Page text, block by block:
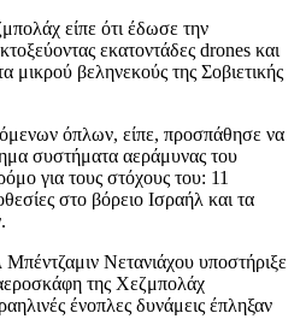
είπε ότι έδωσε την
εκατοντάδες drones και
βεληνεκούς της Σοβιετικής
όπλων, είπε, προσπάθησε να
συστήματα αεράμυνας του
για τους στόχους του: 11
στο βόρειο Ισραήλ και τα
Νετανιάχου υποστήριξε
της Χεζμπολάχ
ένοπλες δυνάμεις έπληξαν